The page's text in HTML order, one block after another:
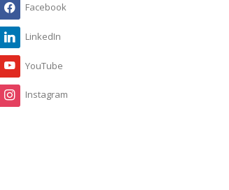
Facebook
LinkedIn
YouTube
Instagram